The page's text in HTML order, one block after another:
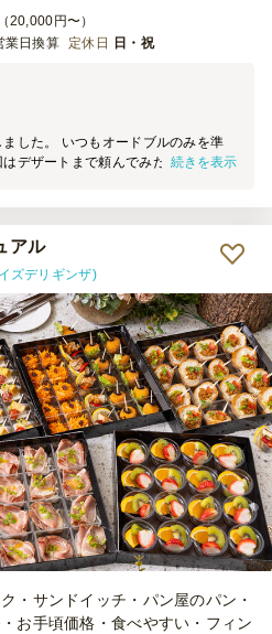
20,000円〜）
業日換算 定休日 日・祝
した。 いつもオードブルのみを準
デザートまで頼んでみたところ、参
続きを表示
アル
ズデリギンザ)
・サンドイッチ・パン屋のパン・
お手頃価格・食べやすい・フィン